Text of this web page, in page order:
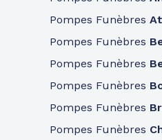
Pompes funèbres
Pompes
108 Rue Georges
Consulter l'agence
Pompes Funèbres
Pompes Funèbres
Pompes Funèbres
Pompes Funèbres
Pompes Funèbres
Pompes Funèbres